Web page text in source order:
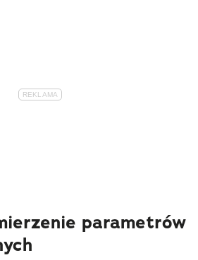
parametrów